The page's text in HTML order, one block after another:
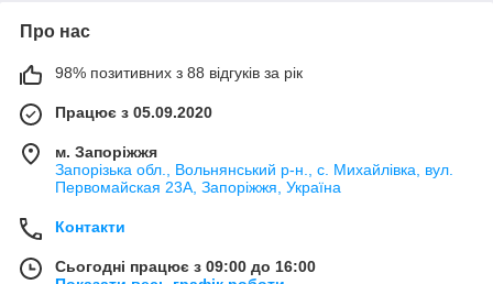
Про нас
98% позитивних з 88 відгуків за рік
Працює з 05.09.2020
м. Запоріжжя
Запорізька обл., Вольнянський р-н., с. Михайлівка, вул.
Первомайская 23А, Запоріжжя, Україна
Контакти
Сьогодні працює з 09:00 до 16:00